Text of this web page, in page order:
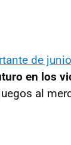
de
en los
al